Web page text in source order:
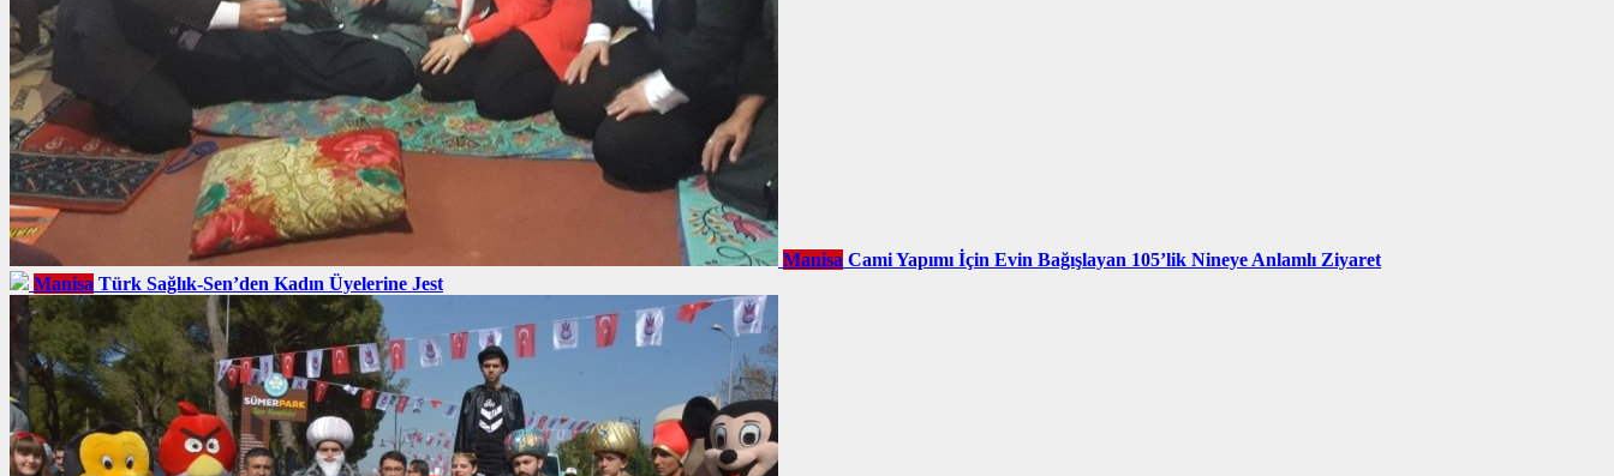
Manisa Cami Yapımı İçin Evin Bağışlayan 105’lik Nineye Anlamlı Ziyaret
Manisa Türk Sağlık-Sen’den Kadın Üyelerine Jest